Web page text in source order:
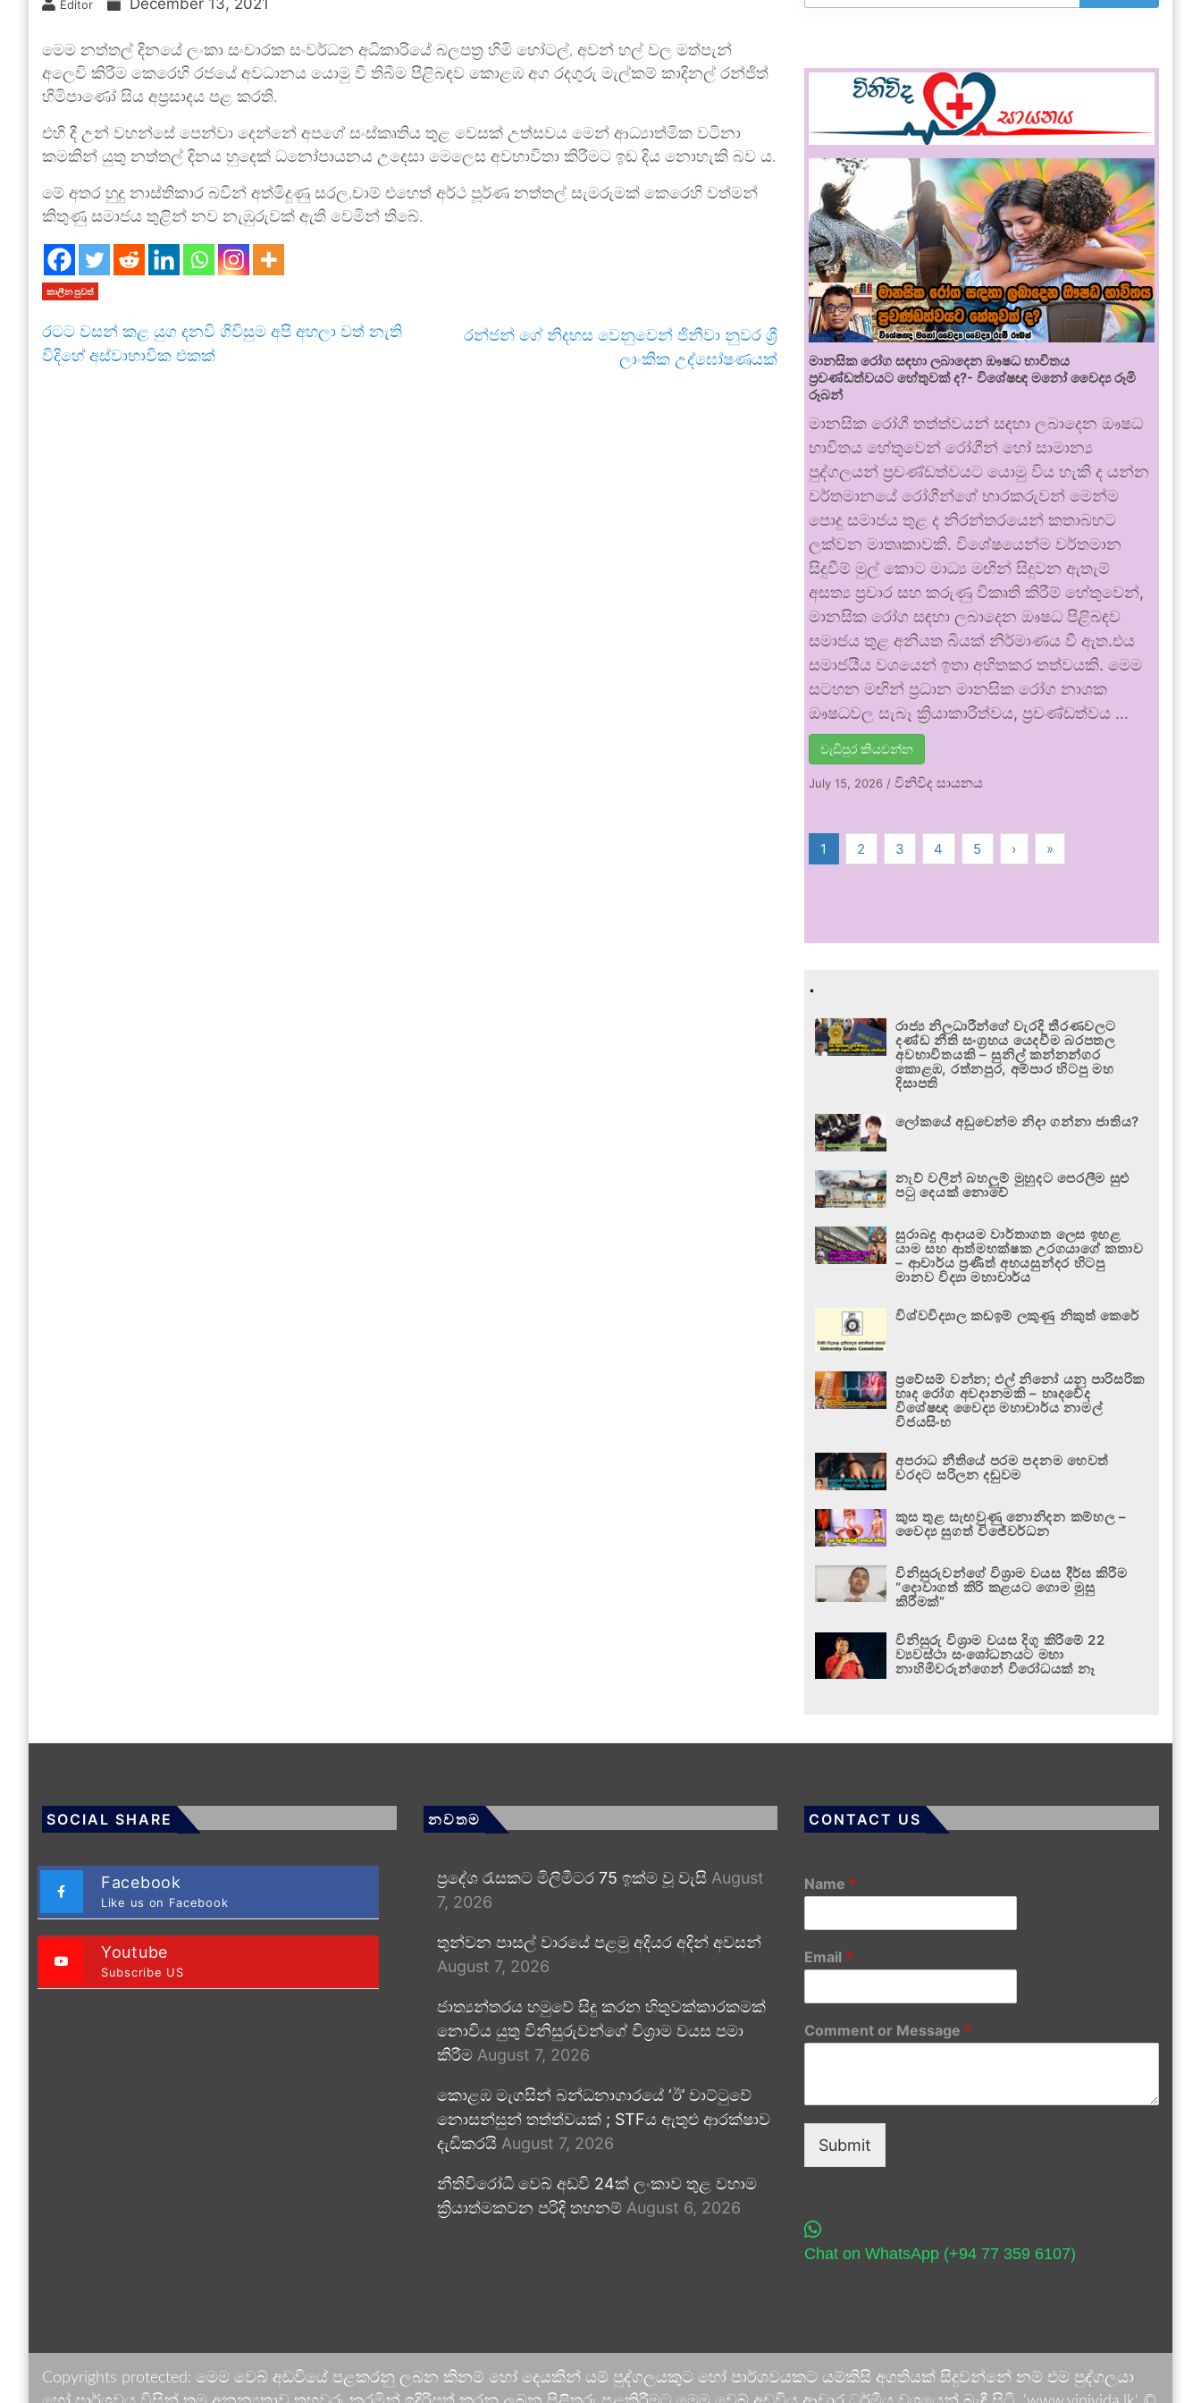
Editor December 13, 2021
මෙම නත්තල් දිනයේ ලංකා සංචාරක සංවර්ධන අධිකාරියේ බලපත්‍ර හිමි හෝටල්, අවන් හල් වල මත්පැන්
අලෙවි කිරීම කෙරෙහි රජයේ අවධානය යොමු වී තිබීම පිළිබඳව කොළඹ අග රදගුරු මැල්කම් කාදිනල් රන්ජිත්
හිමිපාණෝ සිය අප්‍රසාදය පළ කරති.
එහි දී උන් වහන්සේ පෙන්වා දෙන්නේ අපගේ සංස්කෘතිය තුළ වෙසක් උත්සවය මෙන් ආධ්‍යාත්මික වටිනා
කමකින් යුතු නත්තල් දිනය හුදෙක් ධනෝපායනය උදෙසා මෙලෙස අවභාවිතා කිරීමට ඉඩ දිය නොහැකි බව ය.
මේ අතර හුදු නාස්තිකාර බවින් අත්මිදුණු සරල,චාම් එහෙත් අර්ථ පූර්ණ නත්තල් සැමරුමක් කෙරෙහි වත්මන්
කිතුණු සමාජය තුළින් නව නැඹුරුවක් ඇති වෙමින් තිබේ.
කාලීන පුවත්
රටට වසන් කළ යුග දනවි ගිවිසුම අපි අහලා වත් නැති
විදිහේ අස්වාභාවික එකක්
රන්ජන් ගේ නිදහස වෙනුවෙන් ජිනීවා නුවර ශ්‍රී
ලාංකික උද්ඝෝෂණයක්
මානසික රෝග සඳහා ලබාදෙන ඖෂධ භාවිතය
ප්‍රචණ්ඩත්වයට හේතුවක් ද?- විශේෂඥ මනෝ වෛද්‍ය රූමි
රූබන්
මානසික රෝගී තත්ත්වයන් සඳහා ලබාදෙන ඖෂධ
භාවිතය හේතුවෙන් රෝගීන් හෝ සාමාන්‍ය
පුද්ගලයන් ප්‍රචණ්ඩත්වයට යොමු විය හැකි ද යන්න
වර්තමානයේ රෝගීන්ගේ භාරකරුවන් මෙන්ම
පොදු සමාජය තුළ ද නිරන්තරයෙන් කතාබහට
ලක්වන මාතෘකාවකි. විශේෂයෙන්ම වර්තමාන
සිදුවීම් මුල් කොට මාධ්‍ය මඟින් සිදුවන ඇතැම්
අසත්‍ය ප්‍රචාර සහ කරුණු විකෘති කිරීම් හේතුවෙන්,
මානසික රෝග සඳහා ලබාදෙන ඖෂධ පිළිබඳව
සමාජය තුළ අනියත බියක් නිර්මාණය වී ඇත.එය
සමාජයීය වශයෙන් ඉතා අහිතකර තත්වයකි. මෙම
සටහන මඟින් ප්‍රධාන මානසික රෝග නාශක
ඖෂධවල සැබෑ ක්‍රියාකාරීත්වය, ප්‍රචණ්ඩත්වය …
වැඩිපුර කියවන්න
July 15, 2026 /විනිවිද සායනය
1 2 3 4 5 › »
.
රාජ්‍ය නිලධාරීන්ගේ වැරදි තීරණවලට
දණ්ඩ නීති සංග්‍රහය යෙදවීම බරපතල
අවභාවිතයකි – සුනිල් කන්නන්ගර
කොළඹ, රත්නපුර, අම්පාර හිටපු මහ
දිසාපති
ලෝකයේ අඩුවෙන්ම නිදා ගන්නා ජාතිය?
නැව් වලින් බහලුම් මුහුදට පෙරලීම සුළු
පටු දෙයක් නොවේ
සුරාබදු ආදායම වාර්තාගත ලෙස ඉහළ
යාම සහ ආත්මභක්ෂක උරගයාගේ කතාව
– ආචාර්ය ප්‍රණීත් අභයසුන්දර හිටපු
මානව විද්‍යා මහාචාර්ය
විශ්වවිද්‍යාල කඩඉම් ලකුණු නිකුත් කෙරේ
ප්‍රවේසම් වන්න; එල් නිනෝ යනු පාරිසරික
හෘද රෝග අවදානමකි – හෘදවේද
විශේෂඥ වෛද්‍ය මහාචාර්ය නාමල්
විජයසිංහ
අපරාධ නීතියේ පරම පදනම හෙවත්
වරදට සරිලන දඬුවම
කුස තුළ සැඟවුණු නොනිදන කම්හල –
වෛද්‍ය සුගත් විජේවර්ධන
විනිසුරුවන්ගේ විශ්‍රාම වයස දීර්ඝ කිරීම
“දොවාගත් කිරි කළයට ගොම මුසු
කිරීමක්”
විනිසුරු විශ්‍රාම වයස දිගු කිරීමේ 22
ව්‍යවස්ථා සංශෝධනයට මහා
නාහිමිවරුන්ගෙන් විරෝධයක් නෑ
SOCIAL SHARE
Facebook
Like us on Facebook
Youtube
Subscribe US
නවතම
ප්‍රදේශ රැසකට මිලිමීටර 75 ඉක්ම වූ වැසි August
7, 2026
තුන්වන පාසල් වාරයේ පළමු අදියර අදින් අවසන්
August 7, 2026
ජාත්‍යන්තරය හමුවේ සිදු කරන හිතුවක්කාරකමක්
නොවිය යුතු විනිසුරුවන්ගේ විශ්‍රාම වයස පමා
කිරීම August 7, 2026
කොළඹ මැගසින් බන්ධනාගාරයේ ‘ඊ’ වාට්ටුවේ
නොසන්සුන් තත්ත්වයක් ; STFය ඇතුළු ආරක්ෂාව
දැඩිකරයි August 7, 2026
නීතිවිරෝධී වෙබ් අඩවි 24ක් ලංකාව තුළ වහාම
ක්‍රියාත්මකවන පරිදි තහනම් August 6, 2026
CONTACT US
Name *
Email *
Comment or Message *
Submit
Chat on WhatsApp (+94 77 359 6107)
Copyrights protected: මෙම වෙබ් අඩවියේ පළකරනු ලබන කිනම් හෝ දෙයකින් යම් පුද්ගලයකුට හෝ පාර්ශවයකට යම්කිසි අගතියක් සිදුවන්නේ නම් එම පුද්ගලයා